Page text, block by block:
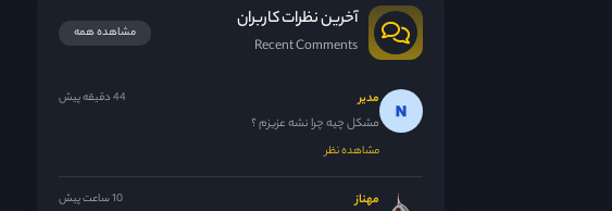
آخرین نظرات کاربران
Recent Comments
مشاهده همه
مدیر 44 دقیقه پیش
مشکل چیه چرا نشه عزیزم ؟
مشاهده نظر
مهناز 10 ساعت پیش